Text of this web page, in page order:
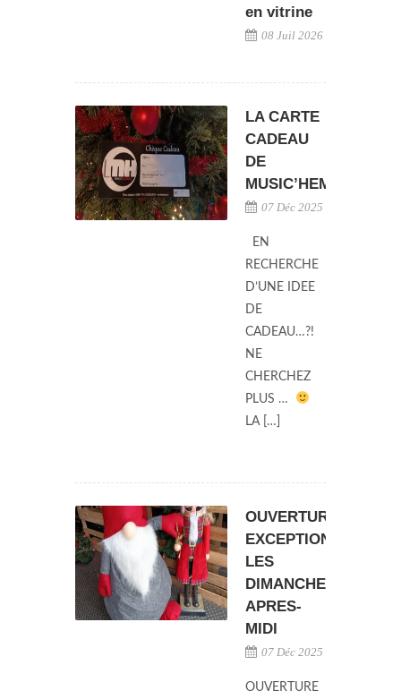
en vitrine
08 Juil 2026
LA CARTE
CADEAU
DE
MUSIC’HEMANN
07 Déc 2025
EN
RECHERCHE
D’UNE IDEE
DE
CADEAU…?!
NE
CHERCHEZ
PLUS …
LA […]
OUVERTURE
EXCEPTIONNELLE
LES
DIMANCHES
APRES-
MIDI
07 Déc 2025
OUVERTURE